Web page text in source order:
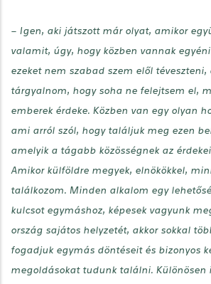
– Igen, aki játszott már olyat, amikor
valamit, úgy, hogy közben vannak egyéni
ezeket nem szabad szem elől téveszteni,
tárgyalnom, hogy soha ne felejtsem el,
emberek érdeke. Közben van egy olyan
ami arról szól, hogy találjuk meg ezen
amelyik a tágabb közösségnek az
Amikor külföldre megyek, elnökökkel,
találkozom. Minden alkalom egy
kulcsot egymáshoz, képesek vagyunk
ország sajátos helyzetét, akkor sokkal
fogadjuk egymás döntéseit és bizonyos
megoldásokat tudunk találni. Különösen